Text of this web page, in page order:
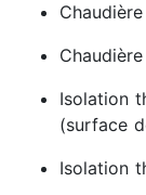
Isolation
(surface
Isolation